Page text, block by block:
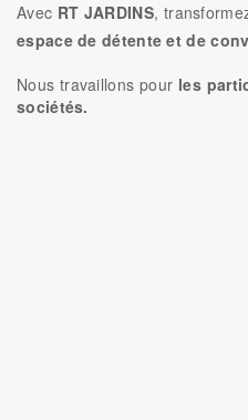
Avec RT JARDINS,
espace de détente et de
Nous travaillons pour les
sociétés.